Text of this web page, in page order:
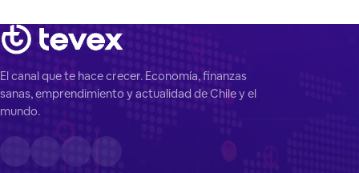
El canal que te hace crecer. Economía, finanzas
sanas, emprendimiento y actualidad de Chile y el
mundo.